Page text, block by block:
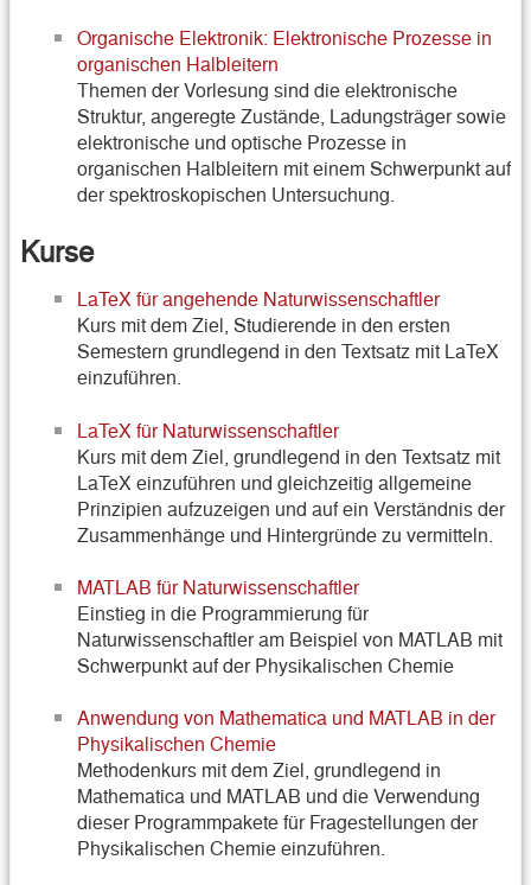
Organische Elektronik: Elektronische Prozesse in
organischen Halbleitern
Themen der Vorlesung sind die elektronische
Struktur, angeregte Zustände, Ladungsträger sowie
elektronische und optische Prozesse in
organischen Halbleitern mit einem Schwerpunkt auf
der spektroskopischen Untersuchung.
Kurse
LaTeX für angehende Naturwissenschaftler
Kurs mit dem Ziel, Studierende in den ersten
Semestern grundlegend in den Textsatz mit LaTeX
einzuführen.
LaTeX für Naturwissenschaftler
Kurs mit dem Ziel, grundlegend in den Textsatz mit
LaTeX einzuführen und gleichzeitig allgemeine
Prinzipien aufzuzeigen und auf ein Verständnis der
Zusammenhänge und Hintergründe zu vermitteln.
MATLAB für Naturwissenschaftler
Einstieg in die Programmierung für
Naturwissenschaftler am Beispiel von MATLAB mit
Schwerpunkt auf der Physikalischen Chemie
Anwendung von Mathematica und MATLAB in der
Physikalischen Chemie
Methodenkurs mit dem Ziel, grundlegend in
Mathematica und MATLAB und die Verwendung
dieser Programmpakete für Fragestellungen der
Physikalischen Chemie einzuführen.